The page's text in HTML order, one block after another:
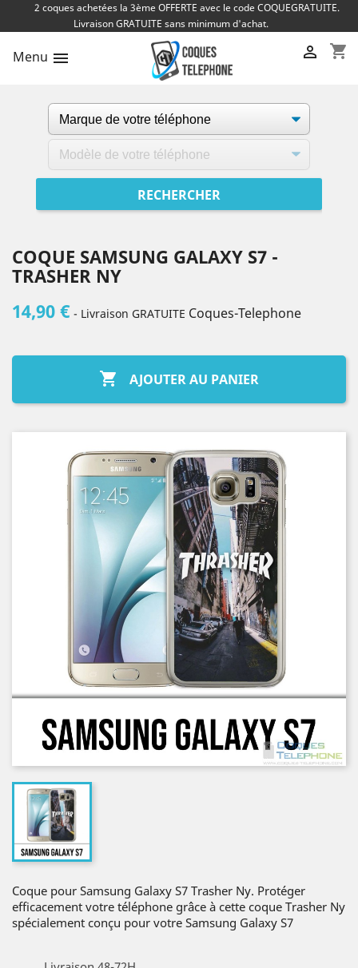
2 coques achetées la 3ème OFFERTE avec le code COQUEGRATUITE.
Livraison GRATUITE sans minimum d'achat.
Menu  shopping_cart

COQUE SAMSUNG GALAXY S7 -
TRASHER NY
14,90 € - Livraison GRATUITE Coques-Telephone
 AJOUTER AU PANIER
Coque pour Samsung Galaxy S7 Trasher Ny. Protéger
efficacement votre téléphone grâce à cette coque Trasher Ny
spécialement conçu pour votre Samsung Galaxy S7